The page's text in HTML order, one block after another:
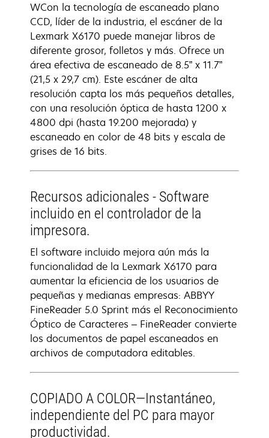
WCon la tecnología de escaneado plano
CCD, líder de la industria, el escáner de la
Lexmark X6170 puede manejar libros de
diferente grosor, folletos y más. Ofrece un
área efectiva de escaneado de 8.5” x 11.7”
(21,5 x 29,7 cm). Este escáner de alta
resolución capta los más pequeños detalles,
con una resolución óptica de hasta 1200 x
4800 dpi (hasta 19.200 mejorada) y
escaneado en color de 48 bits y escala de
grises de 16 bits.
Recursos adicionales - Software
incluido en el controlador de la
impresora.
El software incluido mejora aún más la
funcionalidad de la Lexmark X6170 para
aumentar la eficiencia de los usuarios de
pequeñas y medianas empresas: ABBYY
FineReader 5.0 Sprint más el Reconocimiento
Óptico de Caracteres – FineReader convierte
los documentos de papel escaneados en
archivos de computadora editables.
COPIADO A COLOR—Instantáneo,
independiente del PC para mayor
productividad.